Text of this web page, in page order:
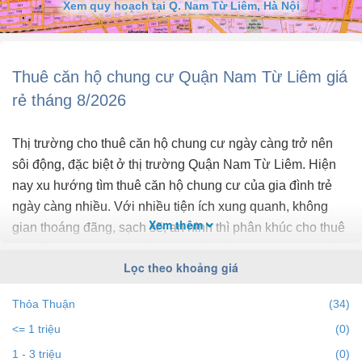
- Số phòng ngủ: 3 phòng ngủ, 2 vệ sinh, 1 ban công, và 1 logia.
+ Nội thất cơ bản đầy đủ với sàn gỗ, trần thạch cao, sơn bả, thiết bị
- Tòa cao cấp đầy đủ tiện ích, khu vực đông đúc ...
Xem quy hoạch tại Q. Nam Từ Liêm, Hà Nội
Thuê căn hộ chung cư Quận Nam Từ Liêm giá
rẻ tháng 8/2026
Thị trường cho thuê căn hộ chung cư ngày càng trở nên
sôi động, đặc biệt ở thị trường Quận Nam Từ Liêm. Hiện
nay xu hướng tìm thuê căn hộ chung cư của gia đình trẻ
ngày càng nhiều. Với nhiều tiện ích xung quanh, không
gian thoáng đãng, sạch sẽ, an ninh thì phân khúc cho thuê
với thuê nhà riêng. Ở phân khúc cao cấp thường dành cho
căn hộ mini hướng đến nhân viên văn phòng, hộ gia đình
trẻ có con nhỏ.
Xem thêm
Lọc theo khoảng giá
Thỏa Thuận
(34)
<= 1 triệu
(0)
1 - 3 triệu
(0)